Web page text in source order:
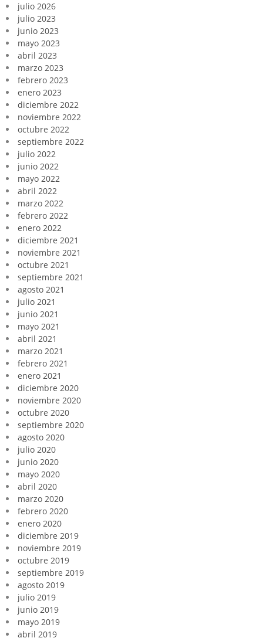
julio 2026
julio 2023
junio 2023
mayo 2023
abril 2023
marzo 2023
febrero 2023
enero 2023
diciembre 2022
noviembre 2022
octubre 2022
septiembre 2022
julio 2022
junio 2022
mayo 2022
abril 2022
marzo 2022
febrero 2022
enero 2022
diciembre 2021
noviembre 2021
octubre 2021
septiembre 2021
agosto 2021
julio 2021
junio 2021
mayo 2021
abril 2021
marzo 2021
febrero 2021
enero 2021
diciembre 2020
noviembre 2020
octubre 2020
septiembre 2020
agosto 2020
julio 2020
junio 2020
mayo 2020
abril 2020
marzo 2020
febrero 2020
enero 2020
diciembre 2019
noviembre 2019
octubre 2019
septiembre 2019
agosto 2019
julio 2019
junio 2019
mayo 2019
abril 2019